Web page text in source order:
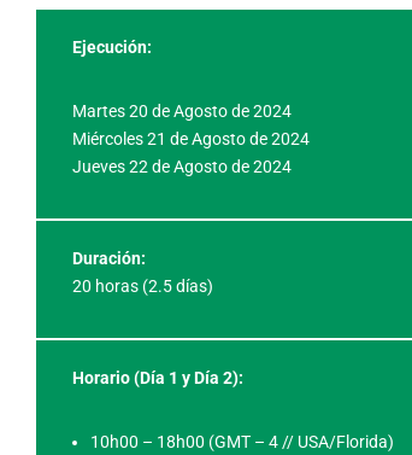
Ejecución:
Martes 20 de Agosto de 2024
Miércoles 21 de Agosto de 2024
Jueves 22 de Agosto de 2024
Duración:
20 horas (2.5 días)
Horario (Día 1 yDía 2):
10h00 – 18h00 (GMT – 4 // USA/Florida)